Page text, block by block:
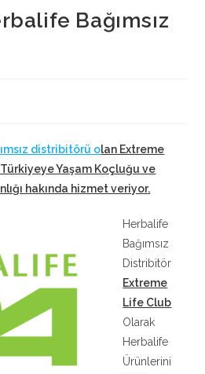
Bağımsız
distribitörü olan Extreme
Yaşam Koçluğu ve
hakında hizmet veriyor.
Herbalife
Bağımsız
Distribitör
Extreme
Life Club
Olarak
Herbalife
Ürünlerini